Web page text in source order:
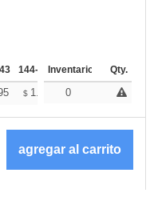
144-287 288 + Más
Inventario Qty.
$ 1.92 $ +
0